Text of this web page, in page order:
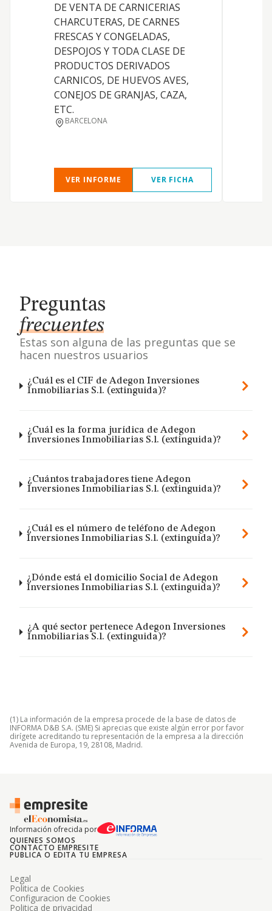
DE VENTA DE CARNICERIAS
CHARCUTERAS, DE CARNES
FRESCAS Y CONGELADAS,
DESPOJOS Y TODA CLASE DE
PRODUCTOS DERIVADOS
CARNICOS, DE HUEVOS AVES,
CONEJOS DE GRANJAS, CAZA,
ETC.
BARCELONA
VER INFORME VER FICHA
Preguntas
frecuentes
Estas son alguna de las preguntas que se
hacen nuestros usuarios
¿Cuál es el CIF de Adegon Inversiones
Inmobiliarias S.l. (extinguida)?
¿Cuál es la forma jurídica de Adegon
Inversiones Inmobiliarias S.l. (extinguida)?
¿Cuántos trabajadores tiene Adegon
Inversiones Inmobiliarias S.l. (extinguida)?
¿Cuál es el número de teléfono de Adegon
Inversiones Inmobiliarias S.l. (extinguida)?
¿Dónde está el domicilio Social de Adegon
Inversiones Inmobiliarias S.l. (extinguida)?
¿A qué sector pertenece Adegon Inversiones
Inmobiliarias S.l. (extinguida)?
(1) La información de la empresa procede de la base de datos de
INFORMA D&B S.A. (SME) Si aprecias que existe algún error por favor
dirígete acreditando tu representación de la empresa a la dirección
Avenida de Europa, 19, 28108, Madrid.
Información ofrecida por
QUIENES SOMOS
CONTACTO EMPRESITE
PUBLICA O EDITA TU EMPRESA
Legal
Politica de Cookies
Configuracion de Cookies
Politica de privacidad